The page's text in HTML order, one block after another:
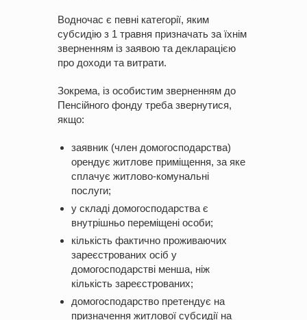
Водночас є певні категорії, яким
субсидію з 1 травня призначать за їхнім
зверненням із заявою та декларацією
про доходи та витрати.
Зокрема, із особистим зверненням до
Пенсійного фонду треба звернутися,
якщо:
заявник (член домогосподарства)
орендує житлове приміщення, за яке
сплачує житлово-комунальні
послуги;
у складі домогосподарства є
внутрішньо переміщені особи;
кількість фактично проживаючих
зареєстрованих осіб у
домогосподарстві менша, ніж
кількість зареєстрованих;
домогосподарство претендує на
призначення житлової субсидії на